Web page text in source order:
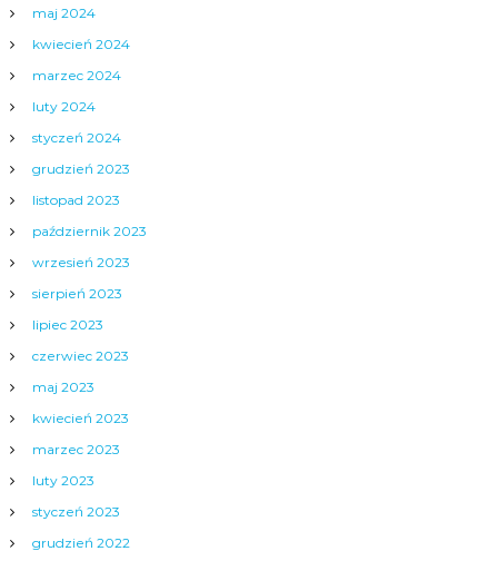
maj 2024
kwiecień 2024
marzec 2024
luty 2024
styczeń 2024
grudzień 2023
listopad 2023
październik 2023
wrzesień 2023
sierpień 2023
lipiec 2023
czerwiec 2023
maj 2023
kwiecień 2023
marzec 2023
luty 2023
styczeń 2023
grudzień 2022